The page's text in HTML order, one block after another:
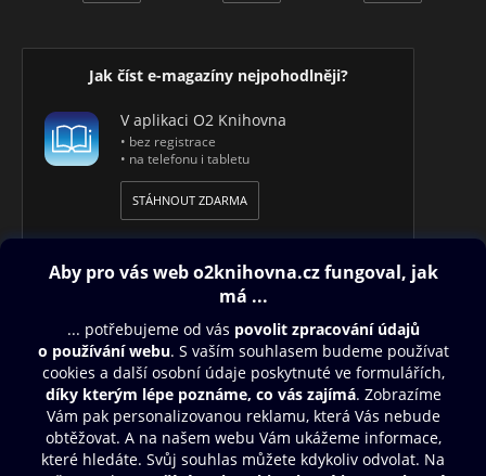
Jak číst e-magazíny nejpohodlněji?
V aplikaci O2 Knihovna
• bez registrace
• na telefonu i tabletu
STÁHNOUT ZDARMA
Obsah ke stažení
Moje O2 Knihovna
Další zábava